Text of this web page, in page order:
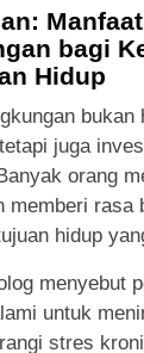
bagi
Hidup
bukan
juga
orang
memberi rasa
hidup
menyebut
untuk
stres